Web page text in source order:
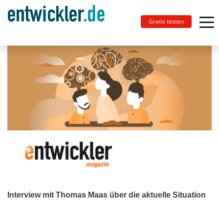
Gratis testen
Interview mit Thomas Maas über die aktuelle Situation